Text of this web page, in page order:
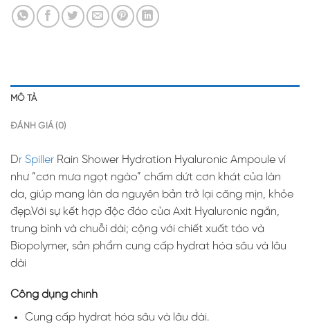
MÔ TẢ
ĐÁNH GIÁ (0)
Dr Spiller Rain Shower Hydration Hyaluronic Ampoule ví
như “cơn mưa ngọt ngào” chấm dứt cơn khát của làn
da, giúp mang làn da nguyên bản trở lại căng mịn, khỏe
đẹp.Với sự kết hợp độc đáo của Axit Hyaluronic ngắn,
trung bình và chuỗi dài; cộng với chiết xuất táo và
Biopolymer, sản phẩm cung cấp hydrat hóa sâu và lâu
dài
Công dụng chính
Cung cấp hydrat hóa sâu và lâu dài.